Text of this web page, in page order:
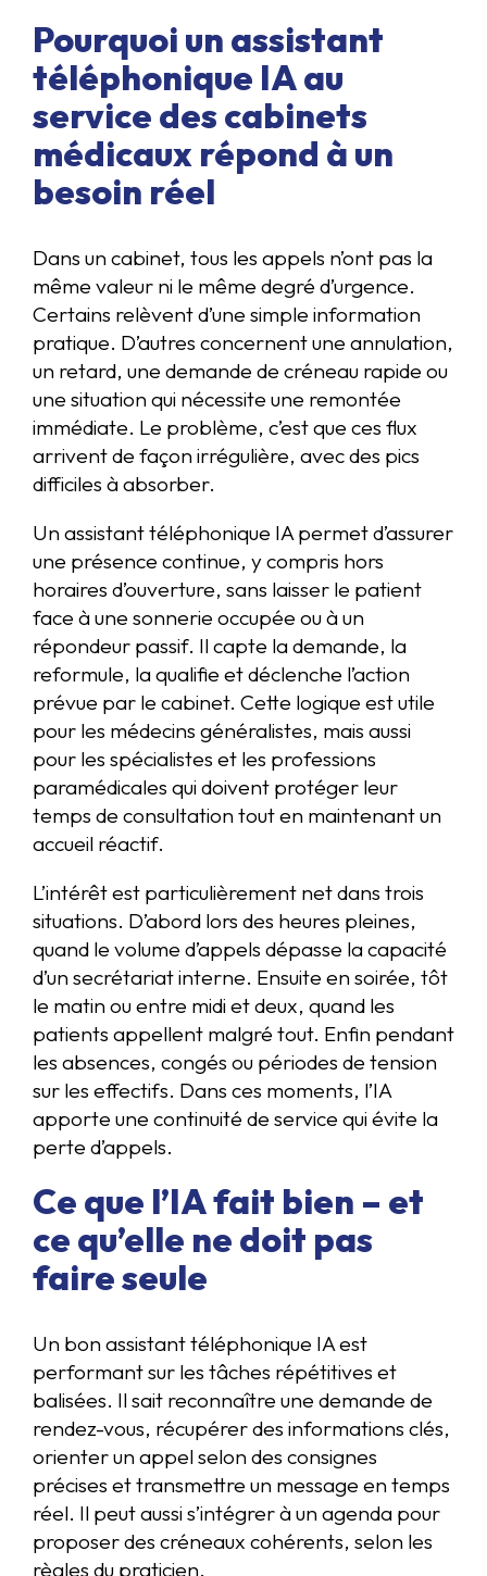
Pourquoi un assistant
téléphonique IA au
service des cabinets
médicaux répond à un
besoin réel
Dans un cabinet, tous les appels n’ont pas la
même valeur ni le même degré d’urgence.
Certains relèvent d’une simple information
pratique. D’autres concernent une annulation,
un retard, une demande de créneau rapide ou
une situation qui nécessite une remontée
immédiate. Le problème, c’est que ces flux
arrivent de façon irrégulière, avec des pics
difficiles à absorber.
Un assistant téléphonique IA permet d’assurer
une présence continue, y compris hors
horaires d’ouverture, sans laisser le patient
face à une sonnerie occupée ou à un
répondeur passif. Il capte la demande, la
reformule, la qualifie et déclenche l’action
prévue par le cabinet. Cette logique est utile
pour les médecins généralistes, mais aussi
pour les spécialistes et les professions
paramédicales qui doivent protéger leur
temps de consultation tout en maintenant un
accueil réactif.
L’intérêt est particulièrement net dans trois
situations. D’abord lors des heures pleines,
quand le volume d’appels dépasse la capacité
d’un secrétariat interne. Ensuite en soirée, tôt
le matin ou entre midi et deux, quand les
patients appellent malgré tout. Enfin pendant
les absences, congés ou périodes de tension
sur les effectifs. Dans ces moments, l’IA
apporte une continuité de service qui évite la
perte d’appels.
Ce que l’IA fait bien – et
ce qu’elle ne doit pas
faire seule
Un bon assistant téléphonique IA est
performant sur les tâches répétitives et
balisées. Il sait reconnaître une demande de
rendez-vous, récupérer des informations clés,
orienter un appel selon des consignes
précises et transmettre un message en temps
réel. Il peut aussi s’intégrer à un agenda pour
proposer des créneaux cohérents, selon les
règles du praticien.